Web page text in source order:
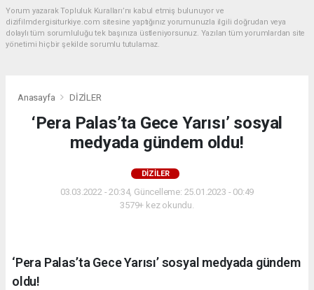
Yorum yazarak Topluluk Kuralları’nı kabul etmiş bulunuyor ve
dizifilmdergisiturkiye.com sitesine yaptığınız yorumunuzla ilgili doğrudan veya
dolaylı tüm sorumluluğu tek başınıza üstleniyorsunuz. Yazılan tüm yorumlardan site
yönetimi hiçbir şekilde sorumlu tutulamaz.
Anasayfa DİZİLER
‘Pera Palas’ta Gece Yarısı’ sosyal
medyada gündem oldu!
DİZİLER
03.03.2022 - 20:34, Güncelleme: 25.01.2023 - 00:49
3579+ kez okundu.
‘Pera Palas’ta Gece Yarısı’ sosyal medyada gündem
oldu!